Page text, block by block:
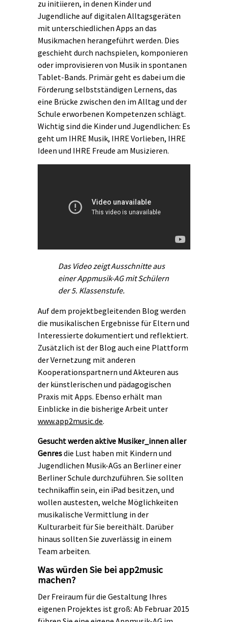
zu initiieren, in denen Kinder und
Jugendliche auf digitalen Alltagsgeräten
mit unterschiedlichen Apps an das
Musikmachen herangeführt werden. Dies
geschieht durch nachspielen, komponieren
oder improvisieren von Musik in spontanen
Tablet-Bands. Primär geht es dabei um die
Förderung selbstständigen Lernens, das
eine Brücke zwischen den im Alltag und der
Schule erworbenen Kompetenzen schlägt.
Wichtig sind die Kinder und Jugendlichen: Es
geht um IHRE Musik, IHRE Vorlieben, IHRE
Ideen und IHRE Freude am Musizieren.
Das Video zeigt Ausschnitte aus
einer Appmusik-AG mit Schülern
der 5. Klassenstufe.
Auf dem projektbegleitenden Blog werden
die musikalischen Ergebnisse für Eltern und
Interessierte dokumentiert und reflektiert.
Zusätzlich ist der Blog auch eine Plattform
der Vernetzung mit anderen
Kooperationspartnern und Akteuren aus
der künstlerischen und pädagogischen
Praxis mit Apps. Ebenso erhält man
Einblicke in die bisherige Arbeit unter
www.app2music.de.
Gesucht werden aktive Musiker_innen aller
Genresdie Lust haben mit Kindern und
Jugendlichen Musik-AGs an Berliner einer
Berliner Schule durchzuführen. Sie sollten
technikaffin sein, ein iPad besitzen, und
wollen austesten, welche Möglichkeiten
musikalische Vermittlung in der
Kulturarbeit für Sie bereithält. Darüber
hinaus sollten Sie zuverlässig in einem
Team arbeiten.
Was würden Sie bei app2music
machen?
Der Freiraum für die Gestaltung Ihres
eigenen Projektes ist groß: Ab Februar 2015